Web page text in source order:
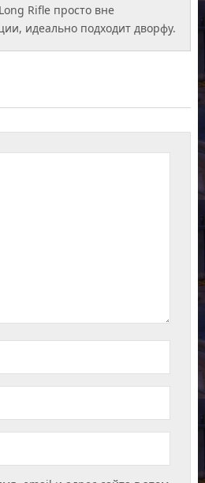
Rifle просто вне
идеально подходит дворфу.